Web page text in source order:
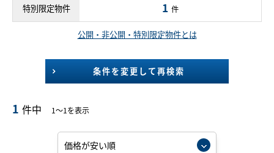
特別限定物件 1 件
公開・非公開・特別限定物件とは
条件を変更して再検索
1 件中 1～1を表示